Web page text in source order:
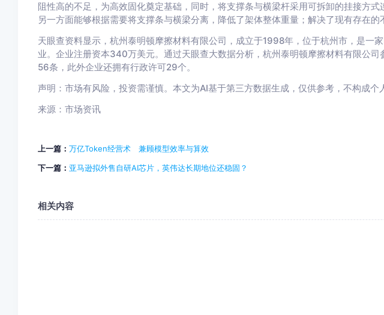
阻性高的不足，为高效固化奠定基础，同时，将支撑条与横梁杆采用可拆卸的挂接方式
另一方面能够根据需要将支撑条与横梁分离，降低了架体整体重量；解决了现有存在的
天眼查资料显示，杭州泰明顿摩擦材料有限公司，成立于1998年，位于杭州市，是一
业。企业注册资本340万美元。通过天眼查大数据分析，杭州泰明顿摩擦材料有限公司
56条，此外企业还拥有行政许可29个。
声明：市场有风险，投资需谨慎。本文为AI基于第三方数据生成，仅供参考，不构成个
来源：市场资讯
上一篇： 万亿Token经营术 兼顾模型效率与算效
下一篇： 亚马逊拟外售自研AI芯片，英伟达长期地位还稳固？
相关内容